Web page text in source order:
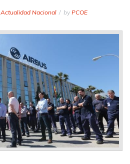
Actualidad Nacional by PCOE